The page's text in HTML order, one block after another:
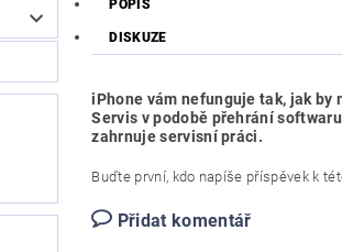
POPIS
DISKUZE
iPhone vám nefunguje tak, jak
Servis v podobě přehrání
zahrnuje servisní práci.
Buďte první, kdo napíše příspěvek k
Přidat komentář